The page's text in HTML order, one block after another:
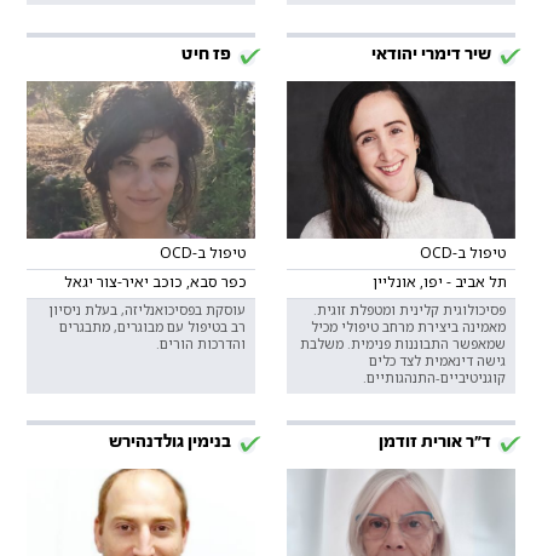
שיר דימרי יהודאי
טיפול ב-OCD
תל אביב - יפו, אונליין
פסיכולוגית קלינית ומטפלת זוגית.
מאמינה ביצירת מרחב טיפולי מכיל
שמאפשר התבוננות פנימית. משלבת
גישה דינאמית לצד כלים
קוגניטיביים-התנהגותיים.
פז חיט
טיפול ב-OCD
כפר סבא, כוכב יאיר-צור יגאל
עוסקת בפסיכואנליזה, בעלת ניסיון
רב בטיפול עם מבוגרים, מתבגרים
והדרכות הורים.
ד"ר אורית זודמן בנימין גולדנהירש